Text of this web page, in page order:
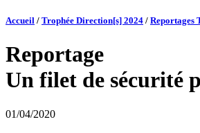
Accueil / Trophée Direction[s] 2024 / Reportages
Reportage
Un filet de sécurité
01/04/2020